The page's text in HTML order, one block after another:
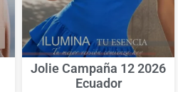
Jolie Campaña 12 2026
Ecuador